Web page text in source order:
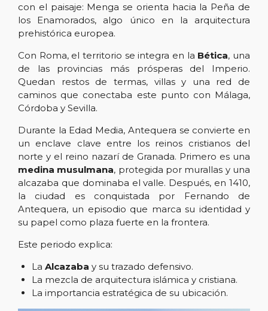
con el paisaje: Menga se orienta hacia la Peña de
los Enamorados, algo único en la arquitectura
prehistórica europea.
Con Roma, el territorio se integra en la Bética, una
de las provincias más prósperas del Imperio.
Quedan restos de termas, villas y una red de
caminos que conectaba este punto con Málaga,
Córdoba y Sevilla.
Durante la Edad Media, Antequera se convierte en
un enclave clave entre los reinos cristianos del
norte y el reino nazarí de Granada. Primero es una
medina musulmana, protegida por murallas y una
alcazaba que dominaba el valle. Después, en 1410,
la ciudad es conquistada por Fernando de
Antequera, un episodio que marca su identidad y
su papel como plaza fuerte en la frontera.
Este periodo explica:
La Alcazaba y su trazado defensivo.
La mezcla de arquitectura islámica y cristiana.
La importancia estratégica de su ubicación.